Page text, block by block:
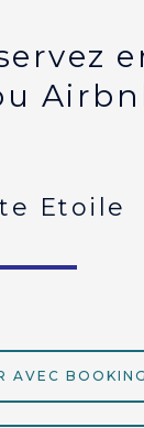
Etoile
AVEC BOOKING